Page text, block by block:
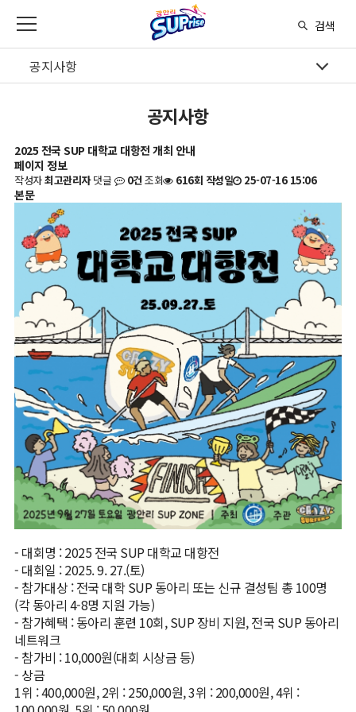
검색
공지사항
공지사항
2025 전국 SUP 대학교 대항전 개최 안내
페이지 정보
작성자최고관리자 댓글 0건조회 616회 작성일 25-07-16 15:06
본문
- 대회명 : 2025 전국 SUP 대학교 대항전
- 대회일 : 2025. 9. 27.(토)
- 참가대상 : 전국 대학 SUP 동아리 또는 신규 결성팀 총 100명
(각 동아리 4-8명 지원 가능)
- 참가혜택 : 동아리 훈련 10회, SUP 장비 지원, 전국 SUP 동아리
네트워크
- 참가비 : 10,000원(대회 시상금 등)
- 상금
1위 : 400,000원, 2위 : 250,000원, 3위 : 200,000원, 4위 :